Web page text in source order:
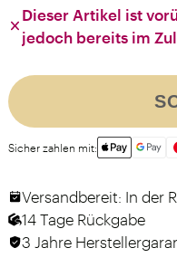
Dieser Artikel ist
jedoch bereits im
Sicher zahlen mit:
Versandbereit: In der
14 Tage Rückgabe
3 Jahre